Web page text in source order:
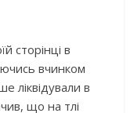
сторінці в
вчинком
ліквідували в
що на тлі